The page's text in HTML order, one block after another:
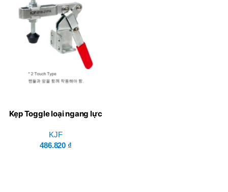
Kẹp Toggle loại ngang lực
21FA
KJF
486.820 ₫